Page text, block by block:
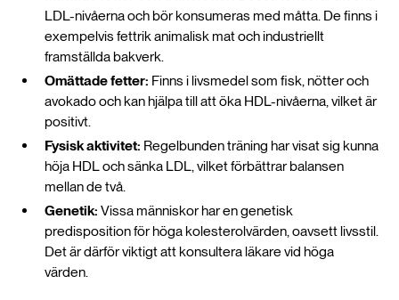
LDL-nivåerna och bör konsumeras med måtta. De finns i
exempelvis fettrik animalisk mat och industriellt
framställda bakverk.
Omättade fetter: Finns i livsmedel som fisk, nötter och
avokado och kan hjälpa till att öka HDL-nivåerna, vilket är
positivt.
Fysisk aktivitet: Regelbunden träning har visat sig kunna
höja HDL och sänka LDL, vilket förbättrar balansen
mellan de två.
Genetik: Vissa människor har en genetisk
predisposition för höga kolesterolvärden, oavsett livsstil.
Det är därför viktigt att konsultera läkare vid höga
värden.